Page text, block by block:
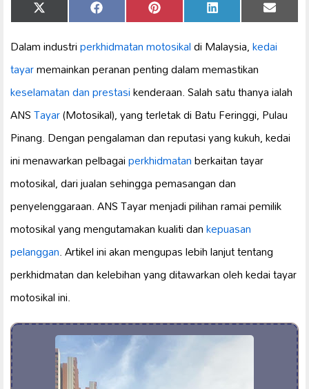
Share
on
X
(Twitter)
Share
on
Facebook Share
on
Pinterest Share
on
LinkedIn Share
on
Email
Dalam industriperkhidmatan motosikaldi Malaysia,kedai
tayarmemainkan peranan penting dalam memastikan
keselamatan dan prestasikenderaan. Salah satu thanya ialah
ANSTayar(Motosikal), yang terletak di Batu Feringgi, Pulau
Pinang. Dengan pengalaman dan reputasi yang kukuh, kedai
ini menawarkan pelbagaiperkhidmatanberkaitan tayar
motosikal, dari jualan sehingga pemasangan dan
penyelenggaraan. ANS Tayar menjadi pilihan ramai pemilik
motosikal yang mengutamakan kualiti dankepuasan
pelanggan. Artikel ini akan mengupas lebih lanjut tentang
perkhidmatan dan kelebihan yang ditawarkan oleh kedai tayar
motosikal ini.